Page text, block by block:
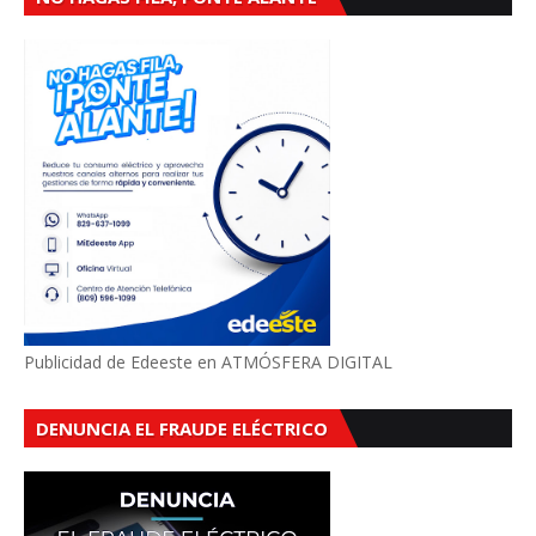
Publicidad de Edeeste en ATMÓSFERA DIGITAL
DENUNCIA EL FRAUDE ELÉCTRICO